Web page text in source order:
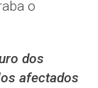
o
dos
afectados